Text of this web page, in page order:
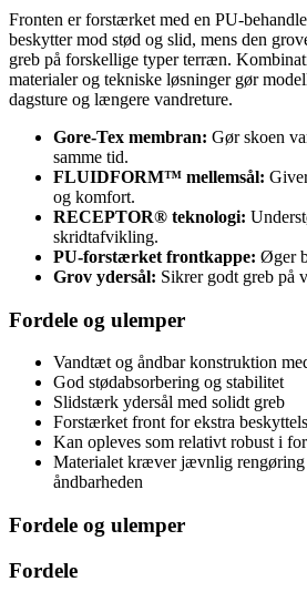
Fronten er forstærket med en PU-
beskytter mod stød og slid, mens den
greb på forskellige typer terræn.
materialer og tekniske løsninger gør
dagsture og længere vandreture.
Gore-Tex membran: Gør skoen
samme tid.
FLUIDFORM™ mellemsål:
og komfort.
RECEPTOR® teknologi:
skridtafvikling.
PU-forstærket frontkappe: Øger
Grov ydersål: Sikrer godt greb på
Fordele og ulemper
Vandtæt og åndbar konstruktion
God stødabsorbering og stabilitet
Slidstærk ydersål med solidt greb
Forstærket front for ekstra
Kan opleves som relativt robust i
Materialet kræver jævnlig rengøring
åndbarheden
Fordele og ulemper
Fordele